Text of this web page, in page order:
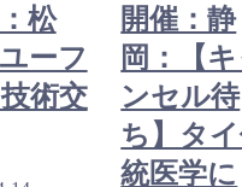
松
ーフ
術交
開催：静
岡：【
ンセル待
ち】タ
統医学に